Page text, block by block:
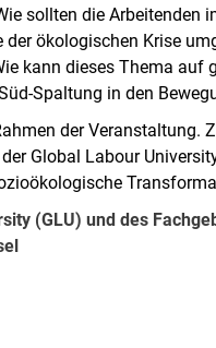
sollten die Arbeitenden
ökologischen Krise
kann dieses Thema auf
Spaltung in den
der Veranstaltung.
Global Labour
(GLU) und des
teilen (externer Link,
Facebook teilen (externer